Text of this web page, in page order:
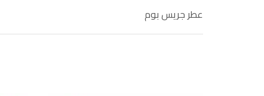
عطر جريس بوم